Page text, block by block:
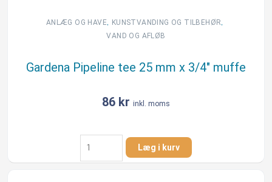
nippel
ANLÆG OG HAVE, KUNSTVANDING OG TILBEHØR,
VAND OG AFLØB
Gardena Pipeline tee 25 mm x 3/4″ muffe
86 kr inkl. moms
Gardena
Pipeline
tee
Læg i kurv